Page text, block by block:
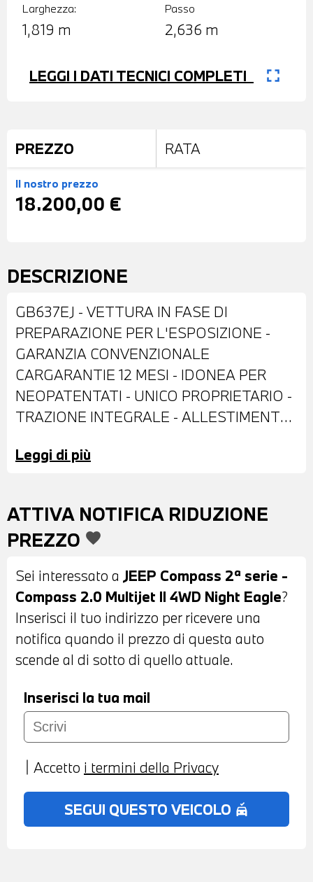
Larghezza:
1,819 m
Passo
2,636 m
LEGGI I DATI TECNICI COMPLETI fullscreen
PREZZO RATA
Il nostro prezzo
18.200,00 €
DESCRIZIONE
GB637EJ - VETTURA IN FASE DI
PREPARAZIONE PER L'ESPOSIZIONE -
GARANZIA CONVENZIONALE
CARGARANTIE 12 MESI - IDONEA PER
NEOPATENTATI - UNICO PROPRIETARIO -
TRAZIONE INTEGRALE - ALLESTIMENTO
PASTELLO BIANCA - CERCHI IN LEGA DA
TETTO A CONTRASTO NERO - SENSORI
DI PARCHEGGIO POSTERIORI -
STOFFA MISTO PELLE NERA - VOLANTE
IN PELLE CON COMANDI MULTIFUNZIONE
- CRUISE CONTROL - CAMBIO
AUTOMATICO - CONTROLLO
ELETTRONICO DELLA CORSIA -
NAVIGATORE - BLUETOOTH - USB -
CLIMATIZZATORE AUTOMATICO BIZONA -
BRACCIOLO CENTRALE ANTERIORE -
PERMUTA - POSSIBILITA' DI
FINANZIAMENTO ANCHE PER L'INTERO
IMPORTO
Leggi di più
ATTIVA NOTIFICA RIDUZIONE
PREZZO favorite
Sei interessato a JEEP Compass 2ª serie -
Compass 2.0 Multijet II 4WD Night Eagle?
Inserisci il tuo indirizzo per ricevere una
notifica quando il prezzo di questa auto
scende al di sotto di quello attuale.
Inserisci la tua mail
Accetto i termini della Privacy
SEGUI QUESTO VEICOLO no_crash